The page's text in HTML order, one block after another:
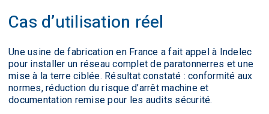
Cas d’utilisation réel
Une usine de fabrication en France a fait appel à Indelec
pour installer un réseau complet de paratonnerres et une
mise à la terre ciblée. Résultat constaté : conformité aux
normes, réduction du risque d’arrêt machine et
documentation remise pour les audits sécurité.